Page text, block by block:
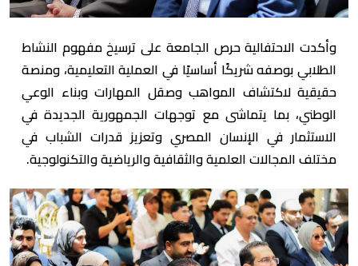
وأكدت الاحتفالية حرص الجامعة على ترسيخ مفهوم النشاط
الطلابي بوصفه شريكًا أساسيًا في العملية التعليمية، ومنصة
حقيقية لاكتشاف المواهب وصقل المهارات وبناء الوعي
الوطني، بما يتماشى مع توجهات الجمهورية الجديدة في
الاستثمار في الإنسان المصري وتعزيز قدرات الشباب في
مختلف المجالات العلمية والثقافية والرياضية والتكنولوجية.